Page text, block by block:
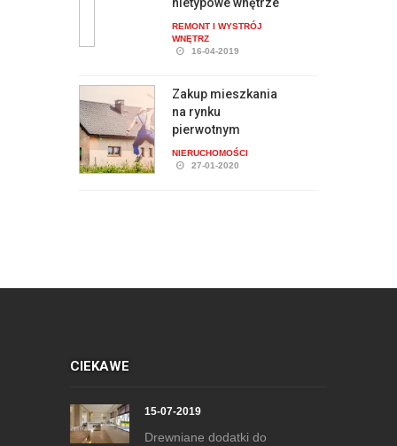
nietypowe wnętrze
REMONT I WYSTRÓJ
WNĘTRZ
16-04-2019
Zakup mieszkania
na rynku
pierwotnym
NIERUCHOMOŚCI
27-01-2020
CIEKAWE
15-07-2019
Drewniane dodatki do